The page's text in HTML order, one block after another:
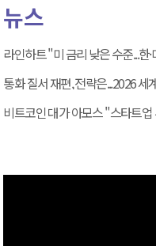
뉴스
라인하트 "미 금리 낮은 수준...한
통화 질서 재편, 전략은...2026 세